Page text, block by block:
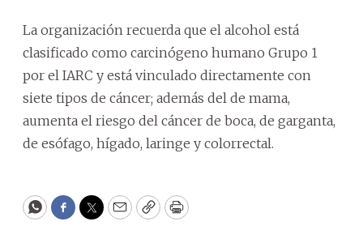
La organización recuerda que el alcohol está
clasificado como carcinógeno humano Grupo 1
por el IARC y está vinculado directamente con
siete tipos de cáncer; además del de mama,
aumenta el riesgo del cáncer de boca, de garganta,
de esófago, hígado, laringe y colorrectal.
WhatsApp
Facebook
Twitter
EmailCopyPrint